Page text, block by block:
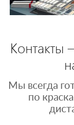
Контакты
Мы всегда
по